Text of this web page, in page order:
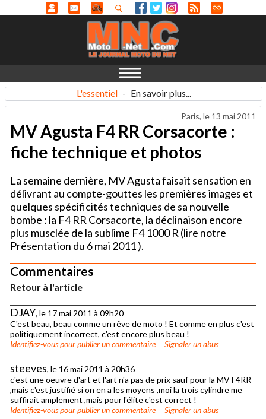
L'essentiel - En savoir plus...
Paris, le 13 mai 2011
MV Agusta F4 RR Corsacorte :
fiche technique et photos
La semaine dernière, MV Agusta faisait sensation en
délivrant au compte-gouttes les premières images et
quelques spécificités techniques de sa nouvelle
bombe : la F4 RR Corsacorte, la déclinaison encore
plus musclée de la sublime F4 1000 R (lire notre
Présentation du 6 mai 2011 ).
Commentaires
Retour à l'article
DJAY, le 17 mai 2011 à 09h20
C'est beau, beau comme un rêve de moto ! Et comme en plus c'est
politiquement incorrect, c'est encore plus beau !
Identifiez-vouspour publier un commentaire Signaler un abus
steeves, le 16 mai 2011 à 20h36
c'est une oeuvre d'art et l'art n'a pas de prix sauf pour la MV F4RR
,mais c'est justifié si on en a les moyens ,moi la trois cylindre me
suffirait amplement ,mais pour l'élite c'est correct !
Identifiez-vouspour publier un commentaire Signaler un abus